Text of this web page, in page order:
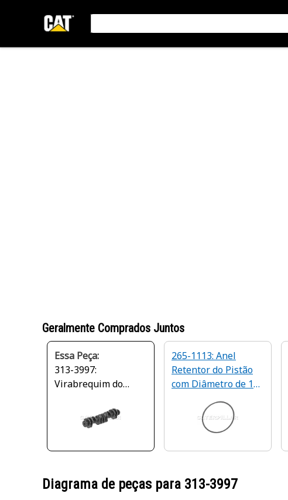
Geralmente Comprados Juntos
Essa Peça:
313-3997:
Virabrequim do
265-1113: Anel
Retentor do Pistão
com Diâmetro de 130
Diagrama de peças para 313-3997